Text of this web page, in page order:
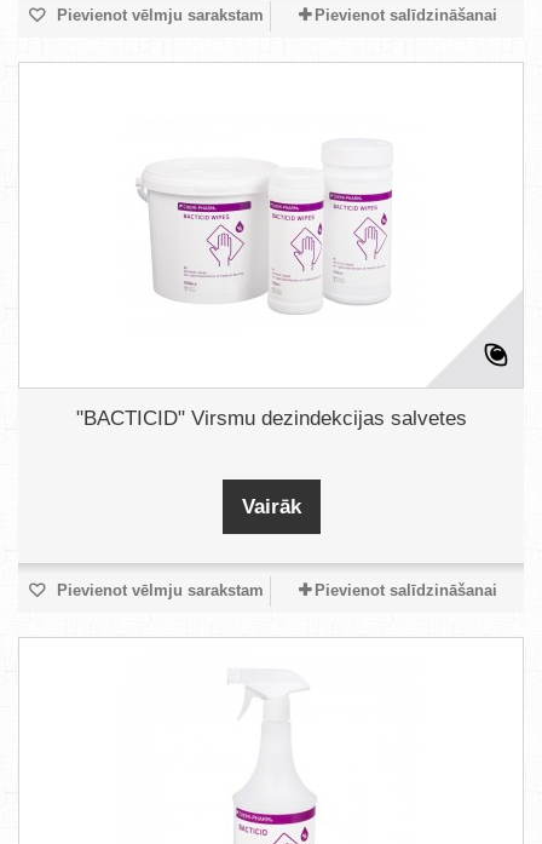
Pievienot vēlmju sarakstam Pievienot salīdzināšanai
"BACTICID" Virsmu dezindekcijas salvetes
Vairāk
Pievienot vēlmju sarakstam Pievienot salīdzināšanai